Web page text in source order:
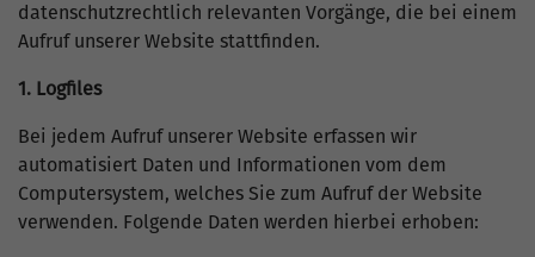
datenschutzrechtlich relevanten Vorgänge, die bei einem
Aufruf unserer Website stattfinden.
1. Logfiles
Bei jedem Aufruf unserer Website erfassen wir
automatisiert Daten und Informationen vom dem
Computersystem, welches Sie zum Aufruf der Website
verwenden. Folgende Daten werden hierbei erhoben: